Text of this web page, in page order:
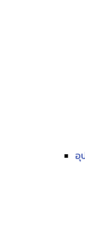
อุ